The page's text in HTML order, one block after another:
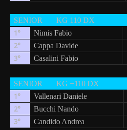
SENIOR KG 110 DX
1° Nimis Fabio
2° Cappa Davide
3° Casalini Fabio
SENIOR KG +110 DX
1° Vallenari Daniele
2° Bucchi Nando
3° Candido Andrea